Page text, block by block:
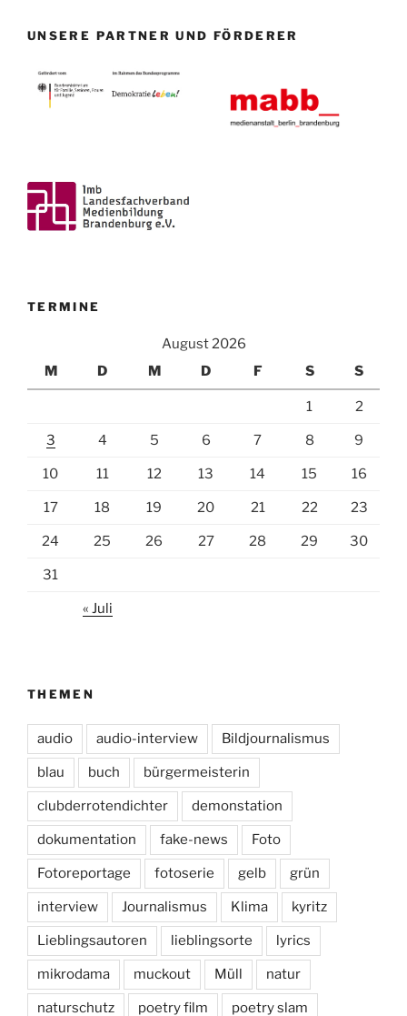
UNSERE PARTNER UND FÖRDERER
TERMINE
August 2026
M
D M D F S S
1 2
3 4 5 6 7 8 9
10 11 12 13 14 15 16
17 18 19 20 21 22 23
24 25 26 27 28 29 30
31
« Juli
THEMEN
audio audio-interview Bildjournalismus
blau buch bürgermeisterin
clubderrotendichter demonstation
dokumentation fake-news Foto
Fotoreportage fotoserie gelb grün
interview Journalismus Klima kyritz
Lieblingsautoren lieblingsorte lyrics
mikrodama muckout Müll natur
naturschutz poetry film poetry slam